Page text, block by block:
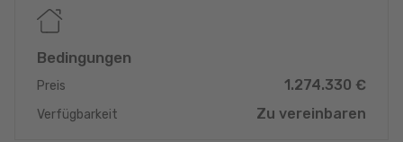
+ Schöne Mikrolage
+ Großzügiges Terrain (6,78 Ar) inkl. Garten
-> 13 km JUNGLINSTER
Bedingungen
Preis 1.274.330 €
Verfügbarkeit Zu vereinbaren